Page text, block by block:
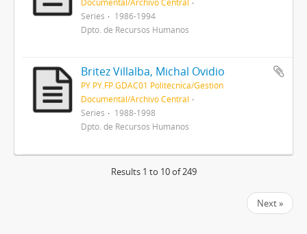
Series
1986-1994
Dpto. de Recursos Humanos
Britez Villalba, Michal Ovidio
PY PY.FP.GDAC01 Politécnica/Gestión
Documental/Archivo Central
Series
1988-1998
Dpto. de Recursos Humanos
Results 1 to 10 of 249
Next »